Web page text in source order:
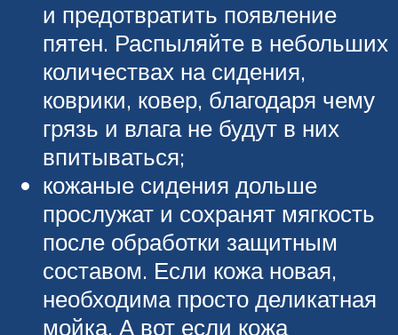
и предотвратить появление
пятен. Распыляйте в небольших
количествах на сидения,
коврики, ковер, благодаря чему
грязь и влага не будут в них
впитываться;
кожаные сидения дольше
прослужат и сохранят мягкость
после обработки защитным
составом. Если кожа новая,
необходима просто деликатная
мойка. А вот если кожа